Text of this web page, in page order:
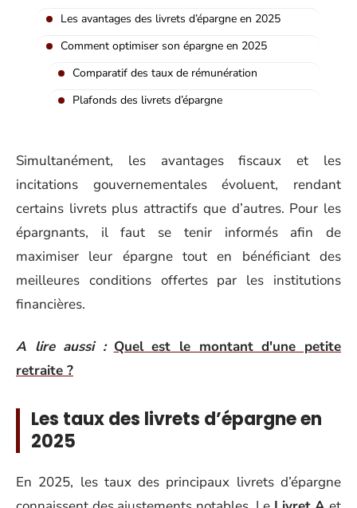
Les avantages des livrets d’épargne en 2025
Comment optimiser son épargne en 2025
Comparatif des taux de rémunération
Plafonds des livrets d’épargne
Simultanément, les avantages fiscaux et les
incitations gouvernementales évoluent, rendant
certains livrets plus attractifs que d’autres. Pour les
épargnants, il faut se tenir informés afin de
maximiser leur épargne tout en bénéficiant des
meilleures conditions offertes par les institutions
financières.
A lire aussi : Quel est le montant d'une petite
retraite ?
Les taux des livrets d’épargne en
2025
En 2025, les taux des principaux livrets d’épargne